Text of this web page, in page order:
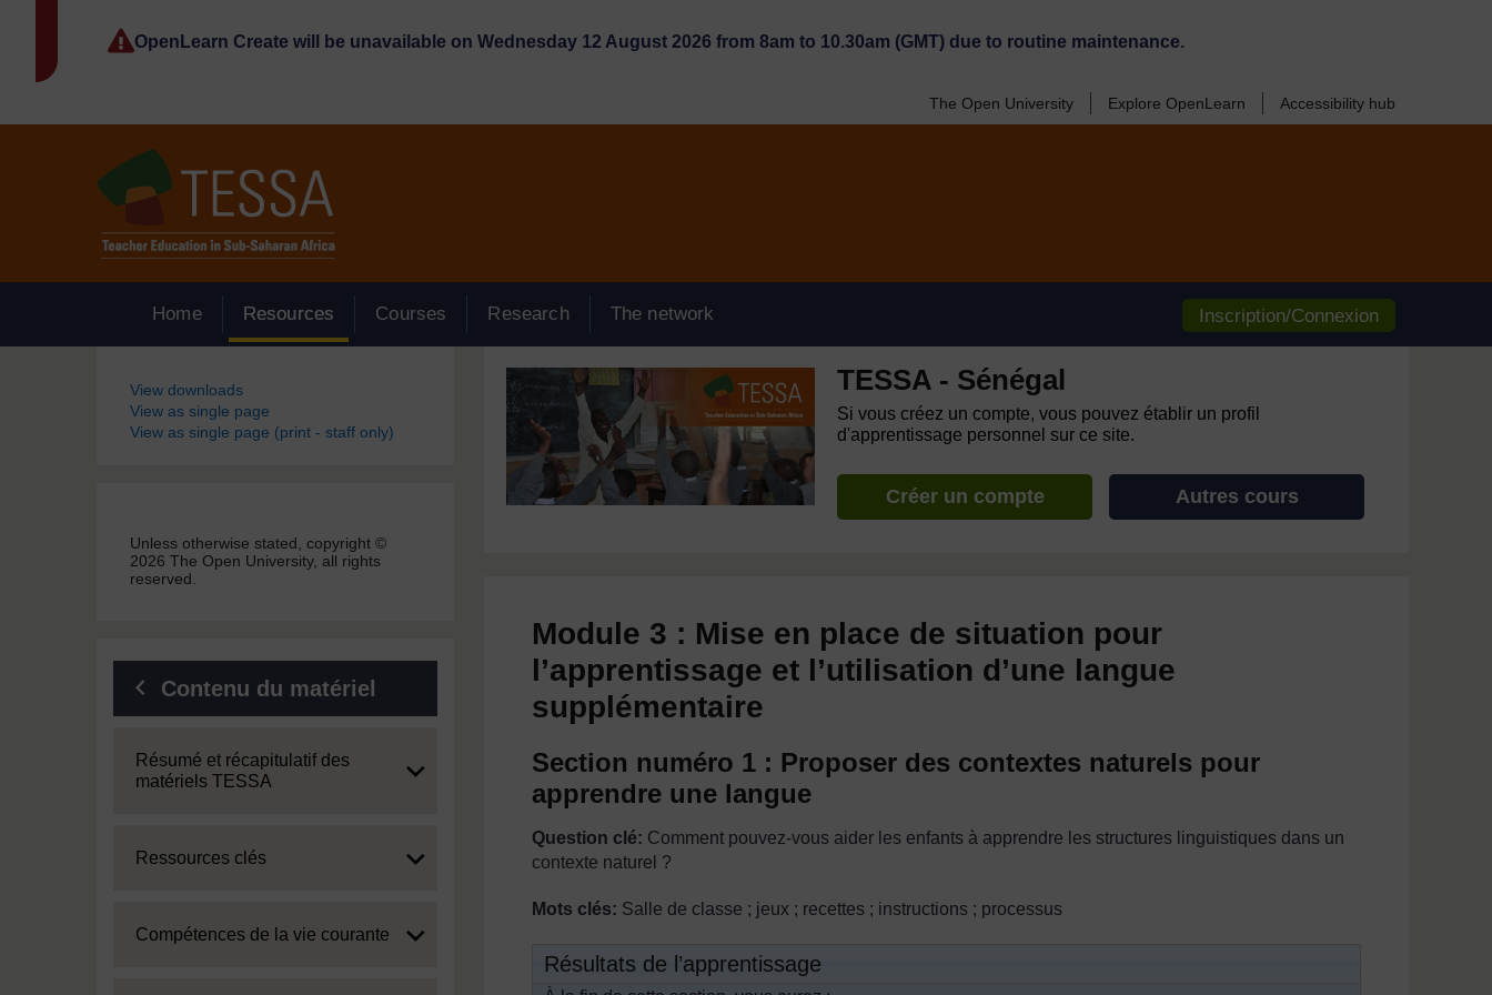
OpenLearn Create will be unavailable on Wednesday 12 August 2026 from 8am to 10.30am (GMT) due to routine maintenance.
The Open University Explore OpenLearn Accessibility hub
Home Resources Courses Research The network Inscription/Connexion
Blocs
View downloads
View as single page
View as single page (print - staff only)
Unless otherwise stated, copyright ©
2026 The Open University, all rights
reserved.
Contenu du matériel
Expand
Résumé et récapitulatif des
matériels TESSA
Expand
Ressources clés
Expand
Compétences de la vie courante
TESSA - Sénégal
Si vous créez un compte, vous pouvez établir un profil
d'apprentissage personnel sur ce site.
Créer un compte Autres cours
Module 3 : Mise en place de situation pour
l’apprentissage et l’utilisation d’une langue
supplémentaire
Section numéro 1 : Proposer des contextes naturels pour
apprendre une langue
Question clé: Comment pouvez-vous aider les enfants à apprendre les structures linguistiques dans un
contexte naturel ?
Mots clés: Salle de classe ; jeux ; recettes ; instructions ; processus
Résultats de l’apprentissage